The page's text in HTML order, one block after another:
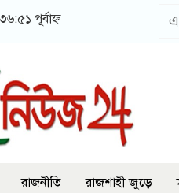
পূর্বাহ্ন
রাজনীতি রাজশাহী জুড়ে